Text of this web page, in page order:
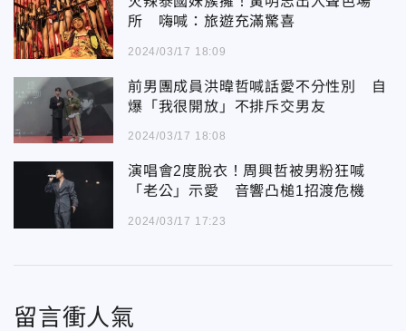
所 嗨喊：旅遊充滿驚喜
2024/03/17 18:09
前男團成員洪暐哲喊話愛不分性別 自
爆「我很開放」不排斥交男友
2024/03/17 18:08
演唱會2度脫衣！周興哲被男粉狂喊
「老公」示愛 音響凸槌1招渡危機
2024/03/17 17:23
留言衝人氣